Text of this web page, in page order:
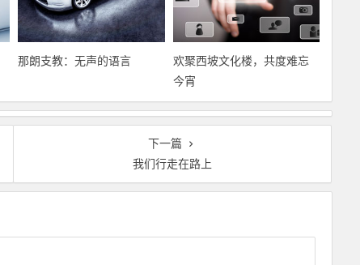
那朗支教：无声的语言
欢聚西坡文化楼，共度难忘
今宵
下一篇
我们行走在路上